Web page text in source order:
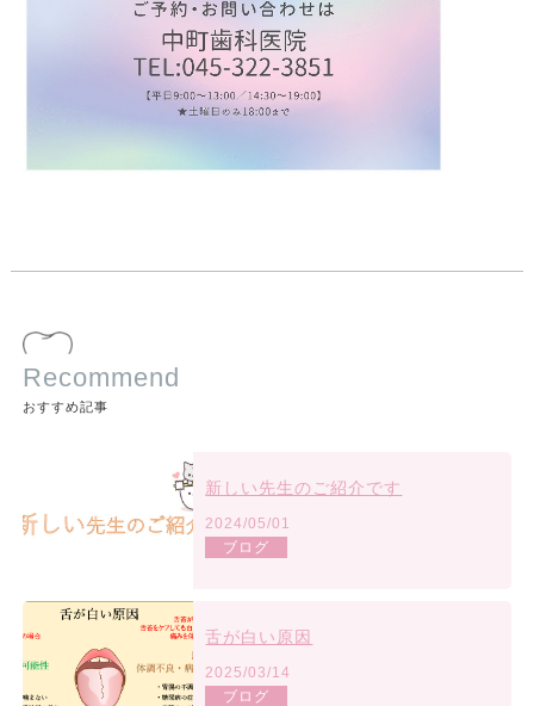
Recommend
おすすめ記事
新しい先生のご紹介です
2024/05/01
ブログ
舌が白い原因
2025/03/14
ブログ